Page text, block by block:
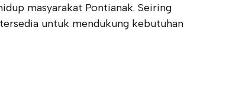
masyarakat Pontianak. Seiring
untuk mendukung kebutuhan